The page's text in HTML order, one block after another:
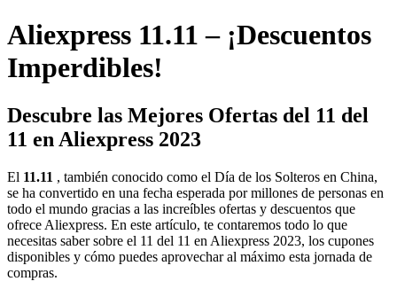
Aliexpress 11.11 – ¡Descuentos
Imperdibles!
Descubre las Mejores Ofertas del 11 del
11 en Aliexpress 2023
El 11.11 , también conocido como el Día de los Solteros en China,
se ha convertido en una fecha esperada por millones de personas en
todo el mundo gracias a las increíbles ofertas y descuentos que
ofrece Aliexpress. En este artículo, te contaremos todo lo que
necesitas saber sobre el 11 del 11 en Aliexpress 2023, los cupones
disponibles y cómo puedes aprovechar al máximo esta jornada de
compras.